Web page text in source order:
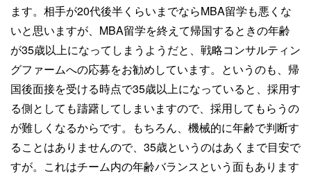
ます。相手が20代後半くらいまでならMBA留学も悪くな
いと思いますが、MBA留学を終えて帰国するときの年齢
が35歳以上になってしまうようだと、戦略コンサルティン
グファームへの応募をお勧めしています。というのも、帰
国後面接を受ける時点で35歳以上になっていると、採用す
る側としても躊躇してしまいますので、採用してもらうの
が難しくなるからです。もちろん、機械的に年齢で判断す
ることはありませんので、35歳というのはあくまで目安で
すが。これはチーム内の年齢バランスという面もあります